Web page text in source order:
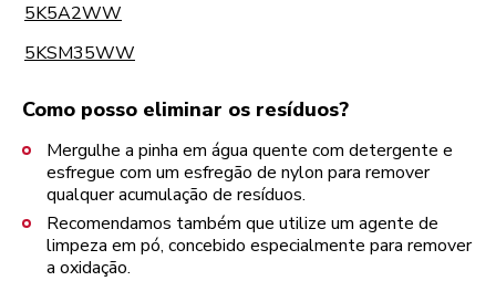
5K5A2WW
5KSM35WW
Como posso eliminar os resíduos?
Mergulhe a pinha em água quente com detergente e
esfregue com um esfregão de nylon para remover
qualquer acumulação de resíduos.
Recomendamos também que utilize um agente de
limpeza em pó, concebido especialmente para remover
a oxidação.